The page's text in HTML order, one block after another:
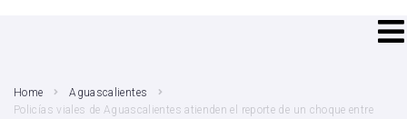
Home
Aguascalientes
Policías viales de Aguascalientes atienden el reporte de un choque entre